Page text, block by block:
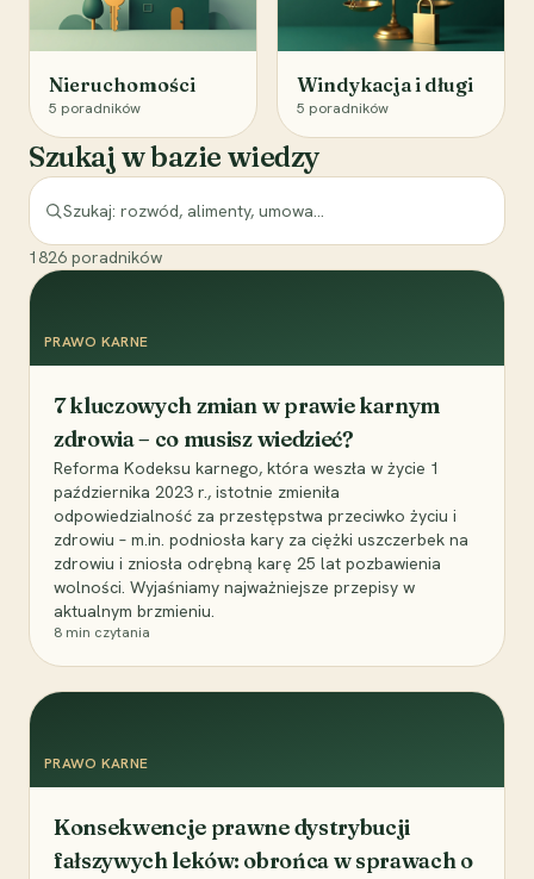
Nieruchomości
5 poradników
Windykacja i długi
5 poradników
Szukaj w bazie wiedzy
1826 poradników
PRAWO KARNE
7 kluczowych zmian w prawie karnym
zdrowia – co musisz wiedzieć?
Reforma Kodeksu karnego, która weszła w życie 1
października 2023 r., istotnie zmieniła
odpowiedzialność za przestępstwa przeciwko życiu i
zdrowiu – m.in. podniosła kary za ciężki uszczerbek na
zdrowiu i zniosła odrębną karę 25 lat pozbawienia
wolności. Wyjaśniamy najważniejsze przepisy w
aktualnym brzmieniu.
8 min czytania
PRAWO KARNE
Konsekwencje prawne dystrybucji
fałszywych leków: obrońca w sprawach o